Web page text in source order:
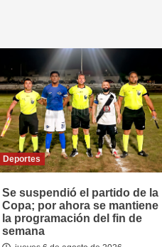
Deportes
Se suspendió el partido de la
Copa; por ahora se mantiene
la programación del fin de
semana